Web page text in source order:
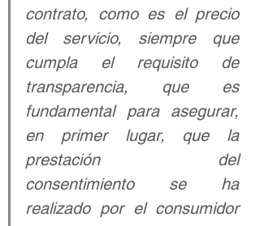
contrato, como es el precio
del servicio, siempre que
cumpla el requisito de
transparencia, que es
fundamental para asegurar,
en primer lugar, que la
prestación del
consentimiento se ha
realizado por el consumidor